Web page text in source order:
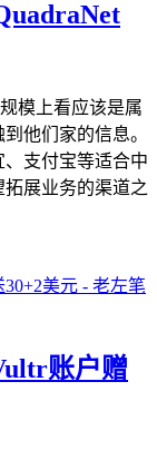
模上看应该是属
他们家的信息。
支付宝等适合中
展业务的渠道之
账户赠